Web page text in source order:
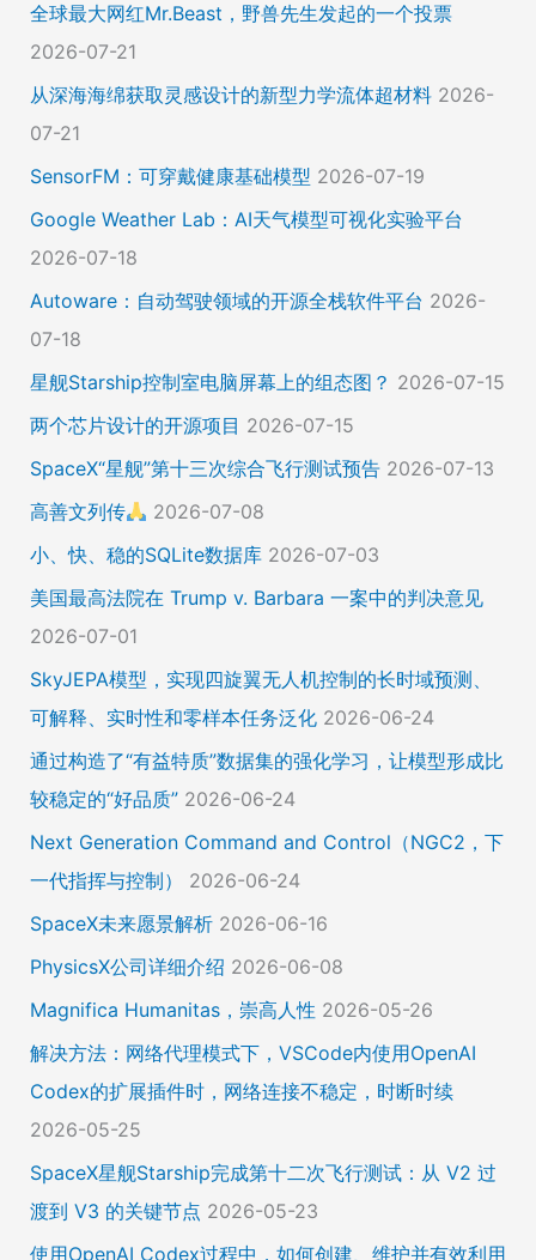
全球最大网红Mr.Beast，野兽先生发起的一个投票
2026-07-21
从深海海绵获取灵感设计的新型力学流体超材料 2026-
07-21
SensorFM：可穿戴健康基础模型 2026-07-19
Google Weather Lab：AI天气模型可视化实验平台
2026-07-18
Autoware：自动驾驶领域的开源全栈软件平台 2026-
07-18
星舰Starship控制室电脑屏幕上的组态图？ 2026-07-15
两个芯片设计的开源项目 2026-07-15
SpaceX“星舰”第十三次综合飞行测试预告 2026-07-13
高善文列传
2026-07-08
小、快、稳的SQLite数据库 2026-07-03
美国最高法院在 Trump v. Barbara 一案中的判决意见
2026-07-01
SkyJEPA模型，实现四旋翼无人机控制的长时域预测、
可解释、实时性和零样本任务泛化 2026-06-24
通过构造了“有益特质”数据集的强化学习，让模型形成比
较稳定的“好品质” 2026-06-24
Next Generation Command and Control（NGC2，下
一代指挥与控制）
2026-06-24
SpaceX未来愿景解析 2026-06-16
PhysicsX公司详细介绍 2026-06-08
Magnifica Humanitas，崇高人性 2026-05-26
解决方法：网络代理模式下，VSCode内使用OpenAI
Codex的扩展插件时，网络连接不稳定，时断时续
2026-05-25
SpaceX星舰Starship完成第十二次飞行测试：从 V2 过
渡到 V3 的关键节点 2026-05-23
使用OpenAI Codex过程中，如何创建、维护并有效利用